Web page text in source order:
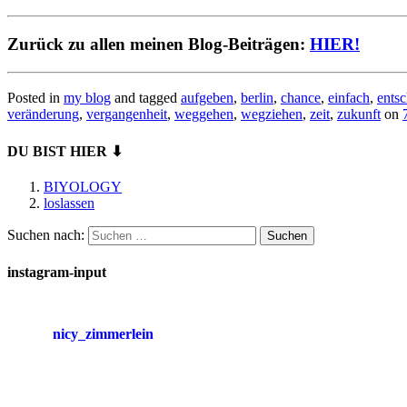
Zurück zu allen meinen Blog-Beiträgen: HIER!
Posted in my blog and tagged aufgeben, berlin, chance, einfach,
veränderung, vergangenheit, weggehen, wegziehen, zeit, zukunfton
DU BIST HIER ⬇
BIYOLOGY
loslassen
Suchen nach:
instagram-input
nicy_zimmerlein